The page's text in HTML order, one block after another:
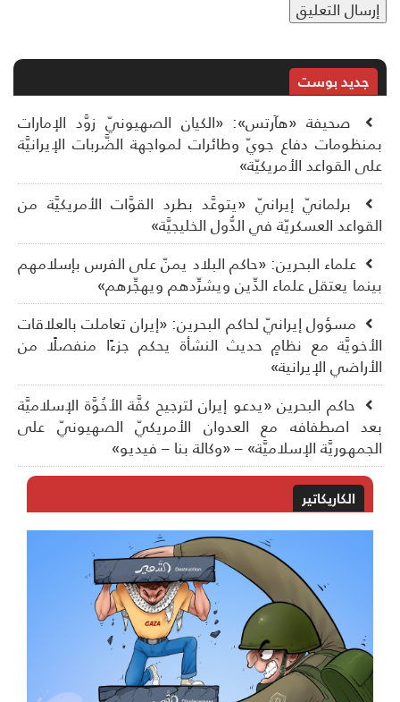
جديد بوست
صحيفة «هآرتس»: «الكيان الصهيونيّ زوَّد الإمارات
دفاع جويّ وطائرات لمواجهة الضَّربات الإيرانيَّة
القواعد الأمريكيّة»
برلمانيّ إيرانيّ «يتوعَّد بطرد القوَّات الأمريكيَّة من
العسكريّة في الدُّول الخليجيَّة»
علماء البحرين: «حاكم البلاد يمنّ على الفرس بإسلامهم
يعتقل علماء الدِّين ويشرِّدهم ويهجِّرهم»
مسؤول إيرانيّ لحاكم البحرين: «إيران تعاملت بالعلاقات
مع نظامٍ حديث النشأة يحكم جزءًا منفصلًا من
الإيرانية»
حاكم البحرين «يدعو إيران لترجيح كفَّة الأخُوَّة الإسلاميَّة
اصطفافه مع العدوان الأمريكيّ الصهيونيّ على
الإسلاميَّة» – «وكالة بنا – فيديو»
الكاريكاتير